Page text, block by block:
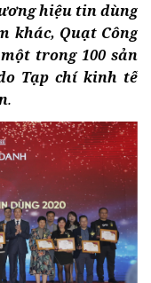
hiệu tin dùng
khác, Quạt Công
trong 100 sản
Tạp chí kinh tế
.